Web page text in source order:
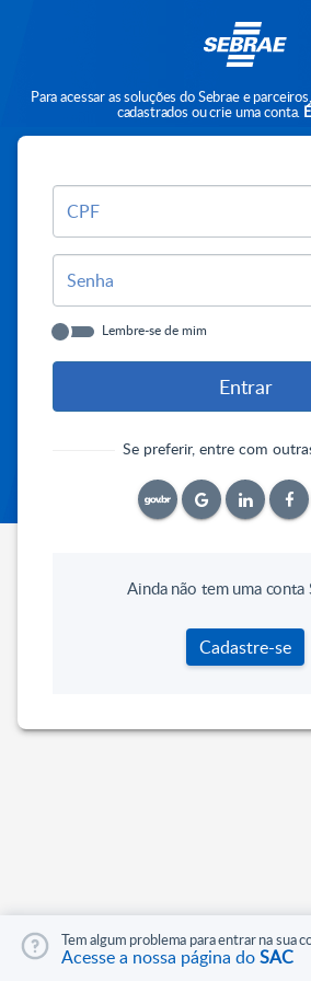
Para acessar as soluções do Sebrae e
cadastrados ou crie uma conta.
CPF
Senha
Lembre-se de mim
Se preferir, entre com
Tem algum problema para entrar na sua
Acesse a nossa página doSAC
Ainda não tem uma conta
Cadastre-se